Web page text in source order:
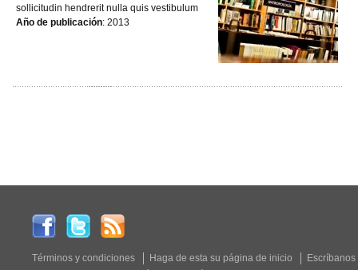
sollicitudin hendrerit nulla quis vestibulum
Año de publicación: 2013
Términos y condiciones Haga de esta su página de inicio
Escríbanos